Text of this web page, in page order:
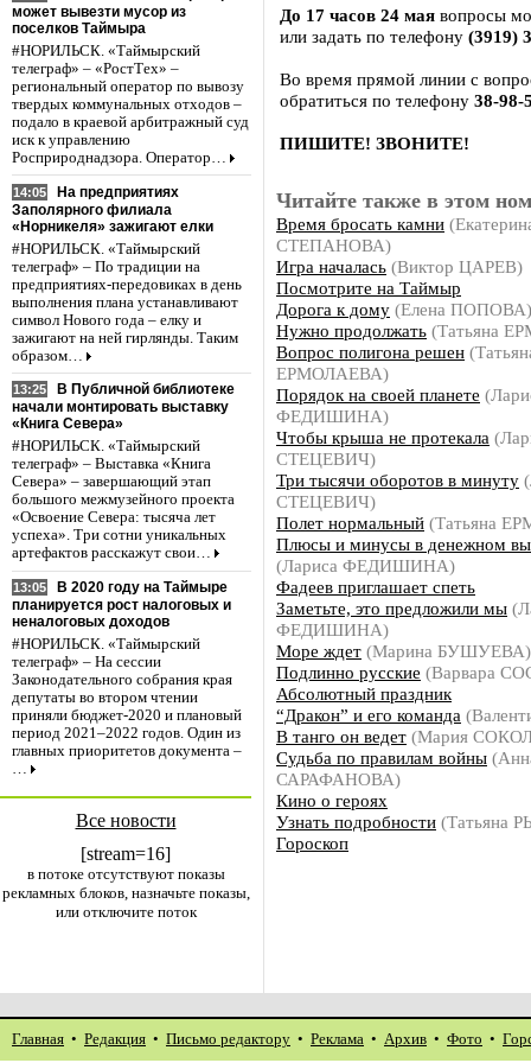
может вывезти мусор из
поселков Таймыра
#НОРИЛЬСК. «Таймырский
телеграф» – «РостТех» –
региональный оператор по вывозу
твердых коммунальных отходов –
подало в краевой арбитражный суд
иск к управлению
Росприроднадзора. Оператор…
14:05
На предприятиях
Заполярного филиала
«Норникеля» зажигают елки
#НОРИЛЬСК. «Таймырский
телеграф» – По традиции на
предприятиях-передовиках в день
выполнения плана устанавливают
символ Нового года – елку и
зажигают на ней гирлянды. Таким
образом…
13:25
В Публичной библиотеке
начали монтировать выставку
«Книга Севера»
#НОРИЛЬСК. «Таймырский
телеграф» – Выставка «Книга
Севера» – завершающий этап
большого межмузейного проекта
«Освоение Севера: тысяча лет
успеха». Три сотни уникальных
артефактов расскажут свои…
13:05
В 2020 году на Таймыре
планируется рост налоговых и
неналоговых доходов
#НОРИЛЬСК. «Таймырский
телеграф» – На сессии
Законодательного собрания края
депутаты во втором чтении
приняли бюджет-2020 и плановый
период 2021–2022 годов. Один из
главных приоритетов документа –
…
Все новости
[stream=16]
в потоке отсутствуют показы
рекламных блоков, назначьте показы,
или отключите поток
До 17 часов 24 мая вопросы
или задать по телефону (3919)
Во время прямой линии с
обратиться по телефону 38-98-
ПИШИТЕ! ЗВОНИТЕ!
Читайте также в этом
Время бросать камни
СТЕПАНОВА)
Игра началась (Виктор ЦАРЕВ)
Посмотрите на Таймыр
Дорога к дому (Елена ПОПОВА)
Нужно продолжать (Татьяна
Вопрос полигона решен
ЕРМОЛАЕВА)
Порядок на своей планете
ФЕДИШИНА)
Чтобы крыша не протекала
СТЕЦЕВИЧ)
Три тысячи оборотов в минуту
СТЕЦЕВИЧ)
Полет нормальный (Татьяна
Плюсы и минусы в денежном
(Лариса ФЕДИШИНА)
Фадеев приглашает спеть
Заметьте, это предложили мы
ФЕДИШИНА)
Море ждет (Марина БУШУЕВА)
Подлинно русские (Варвара
Абсолютный праздник
“Дракон” и его команда
В танго он ведет (Мария
Судьба по правилам войны
САРАФАНОВА)
Кино о героях
Узнать подробности (Татьяна
Гороскоп
Главная • Редакция • Письмо редактору • Реклама • Архив • Фото •